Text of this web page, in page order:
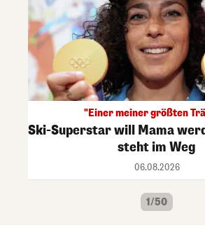
"Einer meiner größten
Ski-Superstar will Mama
steht im Weg
06.08.2026
1/50